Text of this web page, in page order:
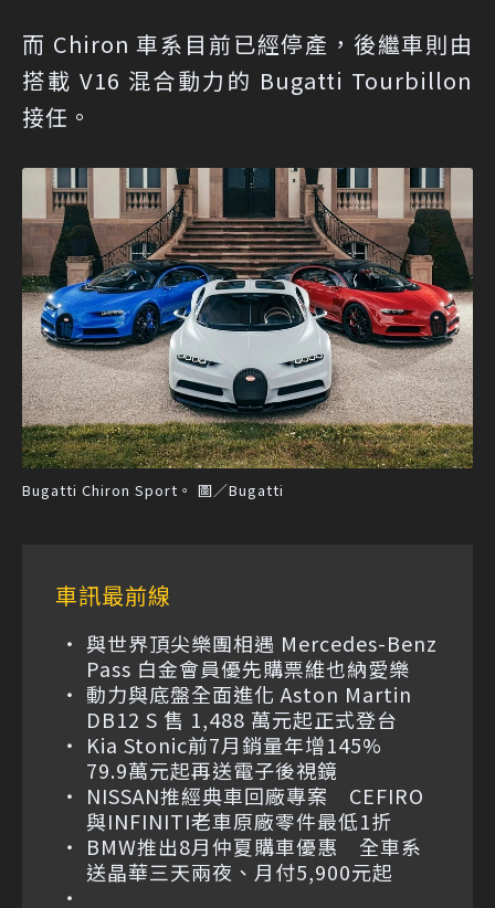
而 Chiron 車系目前已經停產，後繼車則由
搭載 V16 混合動力的 Bugatti Tourbillon
接任。
Bugatti Chiron Sport。 圖／Bugatti
車訊最前線
與世界頂尖樂團相遇 Mercedes-Benz
Pass 白金會員優先購票維也納愛樂
動力與底盤全面進化 Aston Martin
DB12 S 售 1,488 萬元起正式登台
Kia Stonic前7月銷量年增145%
79.9萬元起再送電子後視鏡
NISSAN推經典車回廠專案 CEFIRO
與INFINITI老車原廠零件最低1折
BMW推出8月仲夏購車優惠 全車系
送晶華三天兩夜、月付5,900元起